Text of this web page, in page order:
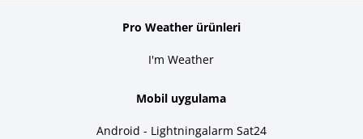
Pro Weather ürünleri
I'm Weather
Mobil uygulama
Android - Lightningalarm Sat24